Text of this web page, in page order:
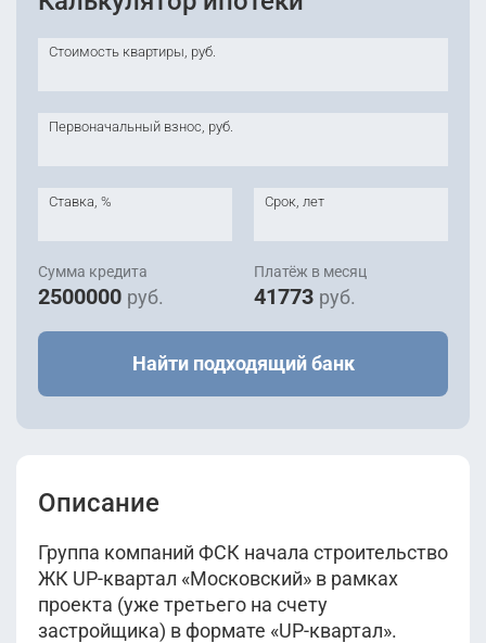
Стоимость квартиры, руб.
Первоначальный взнос, руб.
Ставка, % Срок, лет
Сумма кредита
2500000 руб.
Платёж в месяц
41773 руб.
Найти подходящий банк
Описание
Группа компаний ФСК начала строительство
ЖК UP-квартал «Московский» в рамках
проекта (уже третьего на счету
застройщика) в формате «UP-квартал».